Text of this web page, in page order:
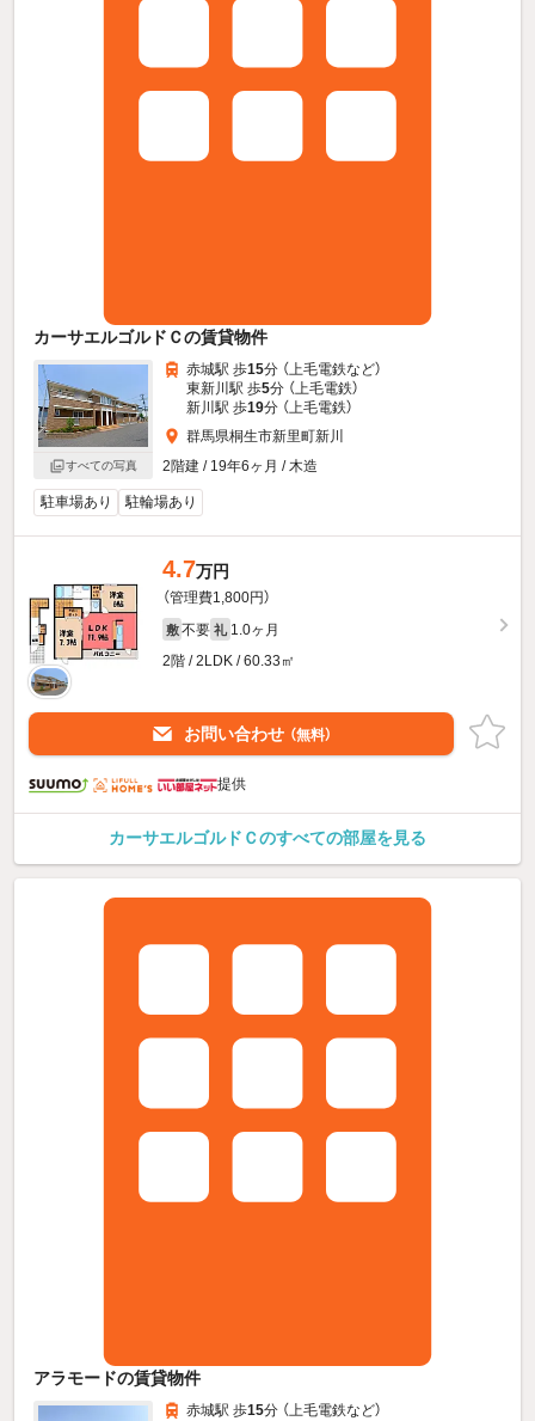
カーサエルゴルドＣの賃貸物件
すべての写真
赤城駅 歩15分 （上毛電鉄など）
東新川駅 歩5分 （上毛電鉄）
新川駅 歩19分 （上毛電鉄）
群馬県桐生市新里町新川
2階建 / 19年6ヶ月 / 木造
駐車場あり 駐輪場あり
4.7万円
（管理費1,800円）
敷 不要 礼 1.0ヶ月
2階 / 2LDK / 60.33㎡
お問い合わせ （無料）
提供
カーサエルゴルドＣのすべての部屋を見る
アラモードの賃貸物件
赤城駅 歩15分 （上毛電鉄など）